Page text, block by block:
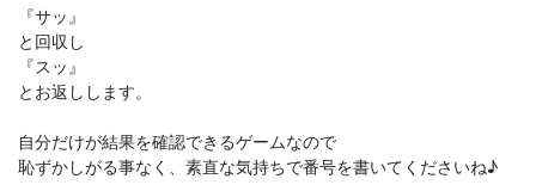
『サッ』
と回収し
『スッ』
とお返しします。
自分だけが結果を確認できるゲームなので
恥ずかしがる事なく、素直な気持ちで番号を書いてくださいね♪